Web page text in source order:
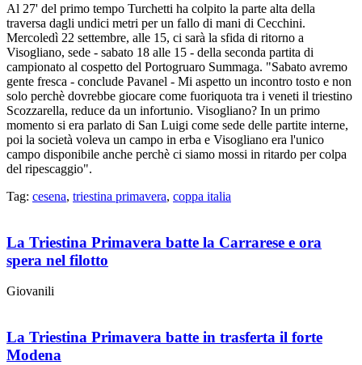
Al 27' del primo tempo Turchetti ha colpito la parte alta della
traversa dagli undici metri per un fallo di mani di Cecchini.
Mercoledì 22 settembre, alle 15, ci sarà la sfida di ritorno a
Visogliano, sede - sabato 18 alle 15 - della seconda partita di
campionato al cospetto del Portogruaro Summaga. "Sabato avremo
gente fresca - conclude Pavanel - Mi aspetto un incontro tosto e non
solo perchè dovrebbe giocare come fuoriquota tra i veneti il triestino
Scozzarella, reduce da un infortunio. Visogliano? In un primo
momento si era parlato di San Luigi come sede delle partite interne,
poi la società voleva un campo in erba e Visogliano era l'unico
campo disponibile anche perchè ci siamo mossi in ritardo per colpa
del ripescaggio".
Tag: cesena, triestina primavera, coppa italia
La Triestina Primavera batte la Carrarese e ora
spera nel filotto
Giovanili
La Triestina Primavera batte in trasferta il forte
Modena